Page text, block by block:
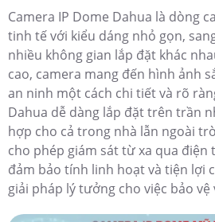
Camera IP Dome Dahua là dòng
tinh tế với kiểu dáng nhỏ gọn,
nhiều không gian lắp đặt khác
cao, camera mang đến hình ảnh
an ninh một cách chi tiết và rõ
Dahua dễ dàng lắp đặt trên trần
hợp cho cả trong nhà lẫn ngoài
cho phép giám sát từ xa qua điện
đảm bảo tính linh hoạt và tiện lợi
giải pháp lý tưởng cho việc bảo